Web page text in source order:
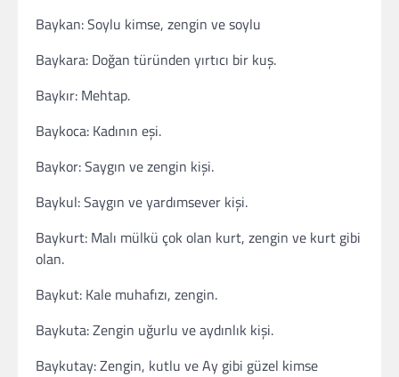
Baykan: Soylu kimse, zengin ve soylu
Baykara: Doğan türünden yırtıcı bir kuş.
Baykır: Mehtap.
Baykoca: Kadının eşi.
Baykor: Saygın ve zengin kişi.
Baykul: Saygın ve yardımsever kişi.
Baykurt: Malı mülkü çok olan kurt, zengin ve kurt gibi
olan.
Baykut: Kale muhafızı, zengin.
Baykuta: Zengin uğurlu ve aydınlık kişi.
Baykutay: Zengin, kutlu ve Ay gibi güzel kimse